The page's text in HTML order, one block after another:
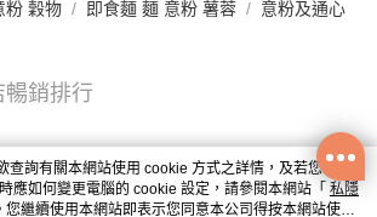
或以上免運費
粉 穀物 即食麵 麵 意粉 薯蓉
意粉及通心
暢銷排行
查詢有關本網站使用 cookie 方式之詳情，及若您不希
應如何變更電腦的 cookie 設定，請參閱本網站「 私隱
您繼續使用本網站即表示您同意本公司得按本網站使用